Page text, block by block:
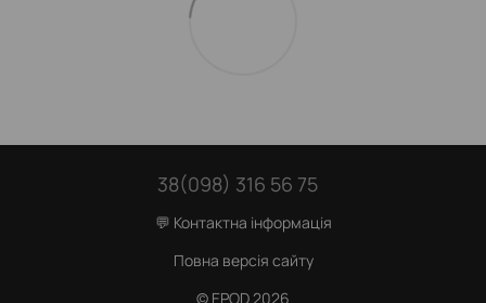
38(098) 316 56 75
💬 Контактна інформація
Повна версія сайту
© EPOD 2026